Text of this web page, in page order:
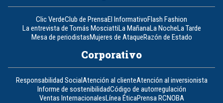
Clic VerdeClub de PrensaEl InformativoFlash Fashion
La entrevista de Tomás MosciattiLa MañanaLa NocheLa Tarde
Mesa de periodistasMujeres de AtaqueRazón de Estado
Corporativo
Responsabilidad SocialAtención al clienteAtención al inversionista
Informe de sostenibilidadCódigo de autorregulación
Ventas InternacionalesLínea ÉticaPrensa RCNOBA